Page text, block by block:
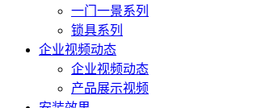
一门一景系列
锁具系列
企业视频动态
企业视频动态
产品展示视频